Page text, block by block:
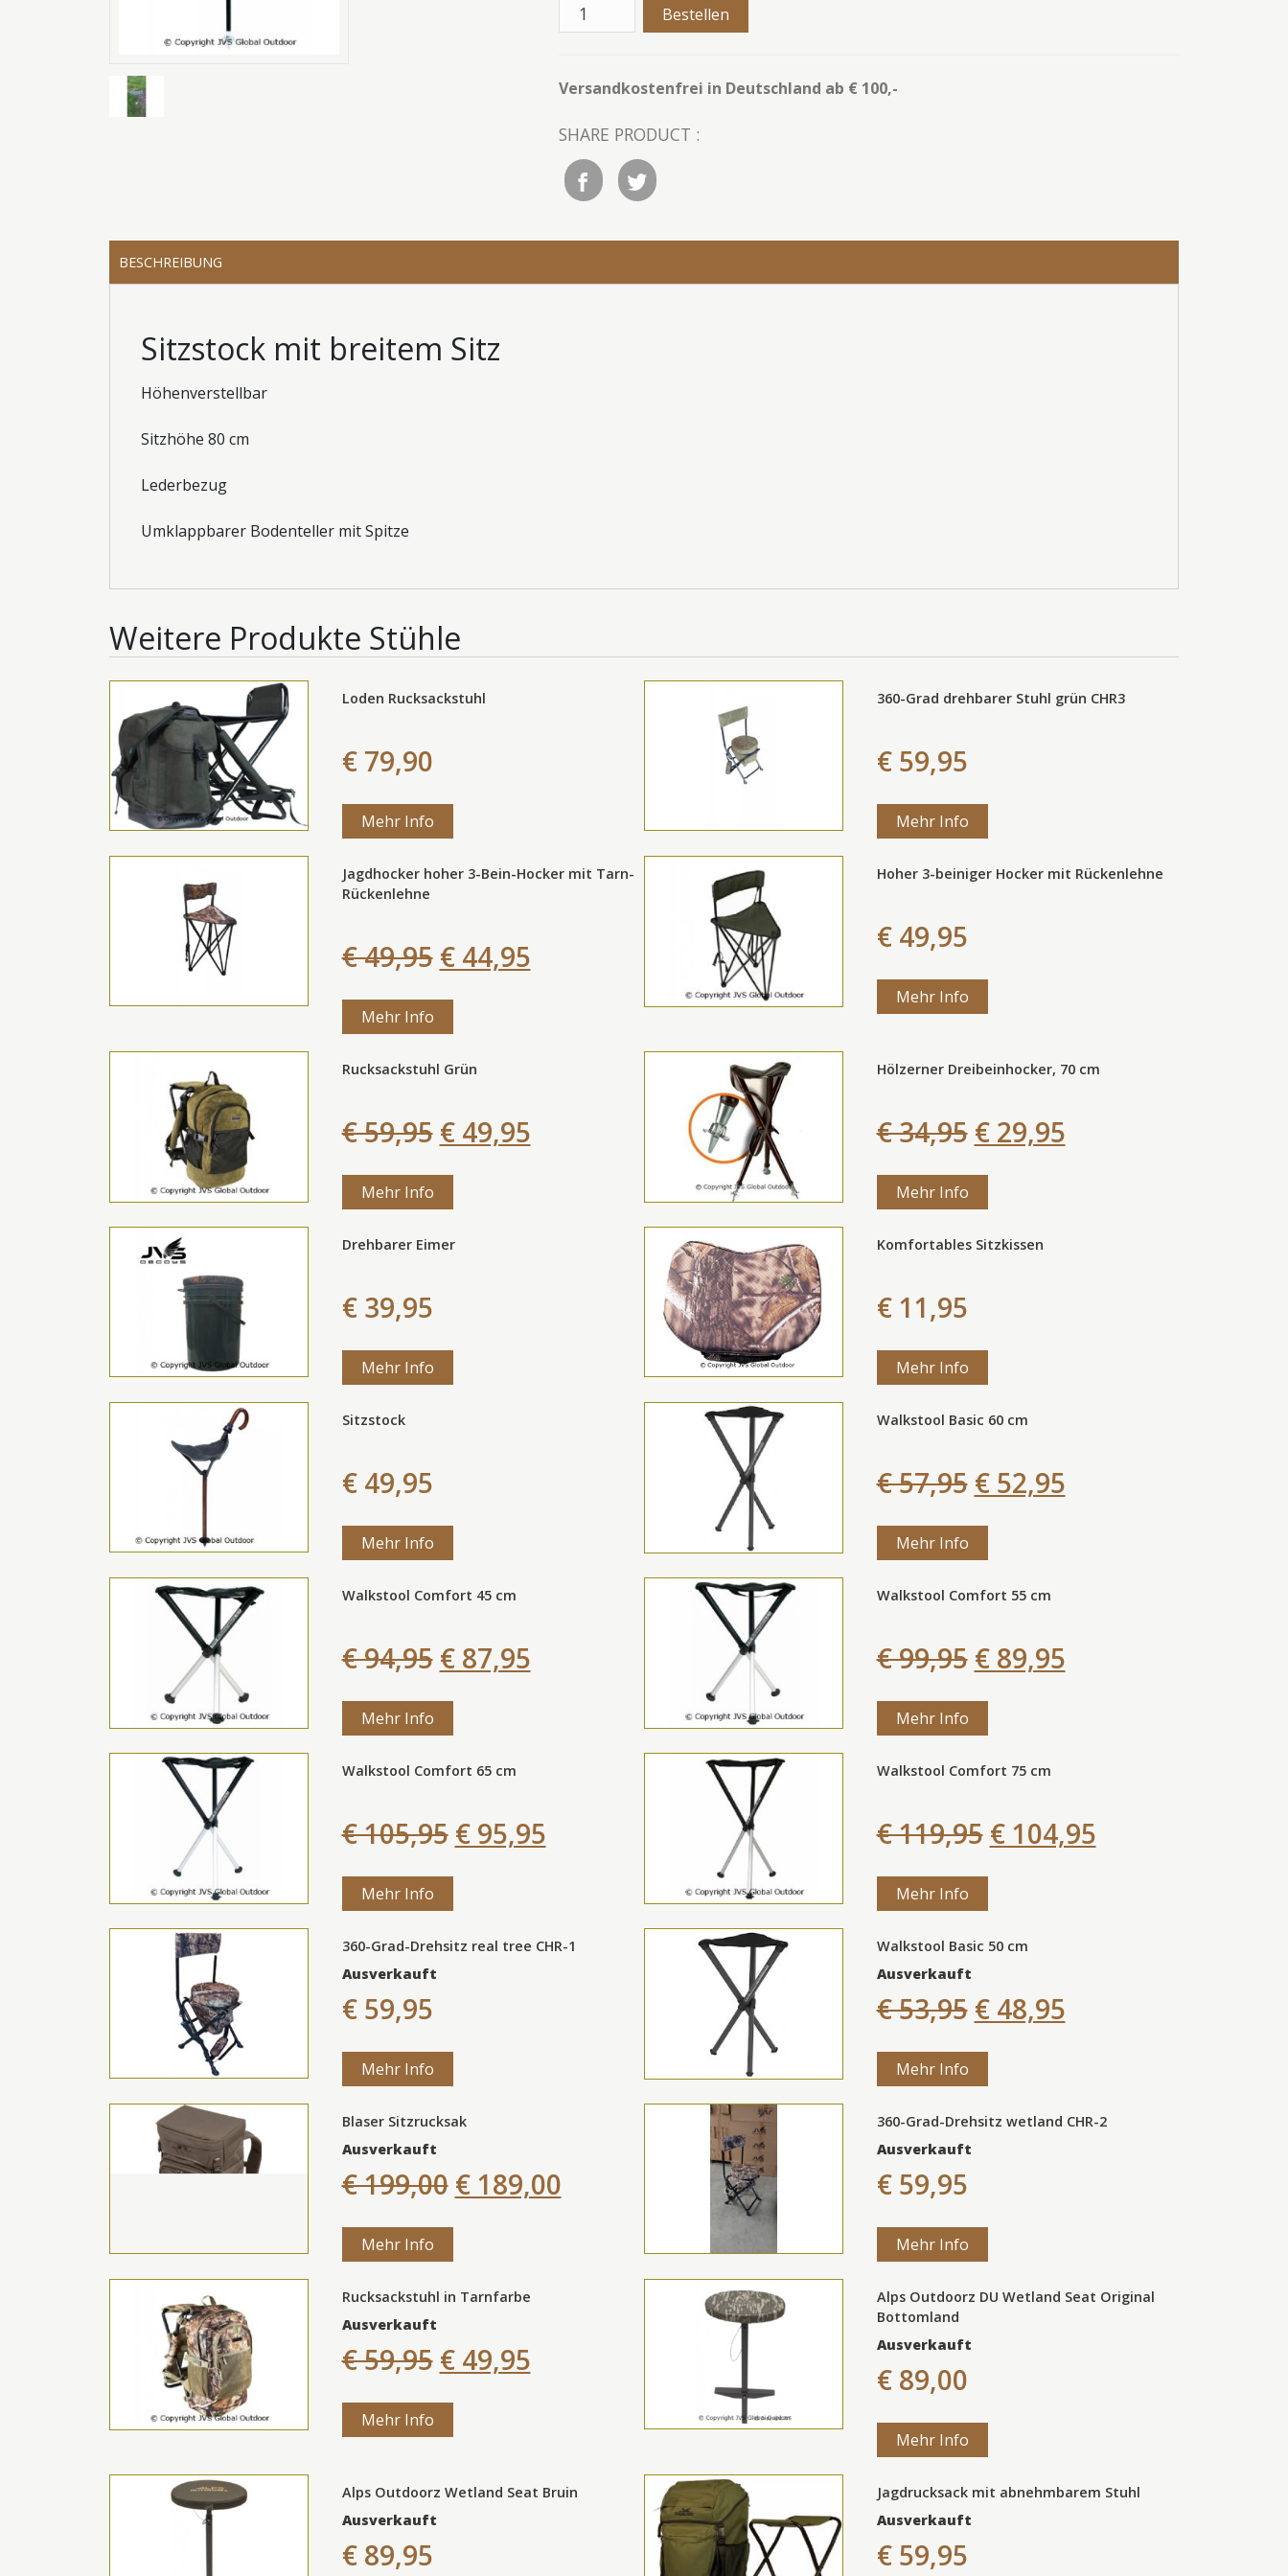
Versandkostenfrei in Deutschland ab € 100,-
SHARE PRODUCT :
BESCHREIBUNG
Sitzstock mit breitem Sitz
Höhenverstellbar
Sitzhöhe 80 cm
Lederbezug
Umklappbarer Bodenteller mit Spitze
Weitere Produkte Stühle
Loden Rucksackstuhl
€ 79,90
Mehr Info
360-Grad drehbarer Stuhl grün CHR3
€ 59,95
Mehr Info
Jagdhocker hoher 3-Bein-Hocker mit Tarn-
Rückenlehne
€ 49,95 € 44,95
Mehr Info
Hoher 3-beiniger Hocker mit Rückenlehne
€ 49,95
Mehr Info
Rucksackstuhl Grün
€ 59,95 € 49,95
Mehr Info
Hölzerner Dreibeinhocker, 70 cm
€ 34,95 € 29,95
Mehr Info
Drehbarer Eimer
€ 39,95
Mehr Info
Komfortables Sitzkissen
€ 11,95
Mehr Info
Sitzstock
€ 49,95
Mehr Info
Walkstool Basic 60 cm
€ 57,95 € 52,95
Mehr Info
Walkstool Comfort 45 cm
€ 94,95 € 87,95
Mehr Info
Walkstool Comfort 55 cm
€ 99,95 € 89,95
Mehr Info
Walkstool Comfort 65 cm
€ 105,95 € 95,95
Mehr Info
Walkstool Comfort 75 cm
€ 119,95 € 104,95
Mehr Info
360-Grad-Drehsitz real tree CHR-1
Ausverkauft
€ 59,95
Mehr Info
Walkstool Basic 50 cm
Ausverkauft
€ 53,95 € 48,95
Mehr Info
Blaser Sitzrucksak
Ausverkauft
€ 199,00 € 189,00
Mehr Info
360-Grad-Drehsitz wetland CHR-2
Ausverkauft
€ 59,95
Mehr Info
Rucksackstuhl in Tarnfarbe
Ausverkauft
€ 59,95 € 49,95
Mehr Info
Alps Outdoorz DU Wetland Seat Original
Bottomland
Ausverkauft
€ 89,00
Mehr Info
Alps Outdoorz Wetland Seat Bruin
Ausverkauft
€ 89,95
Jagdrucksack mit abnehmbarem Stuhl
Ausverkauft
€ 59,95